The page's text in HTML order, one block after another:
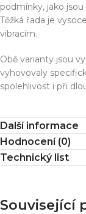
podmínky, jako
Těžká řada je
vibracím.
Obě varianty jsou
vyhovovaly
spolehlivost i při
Další informace
Hodnocení (0)
Technický list
Související